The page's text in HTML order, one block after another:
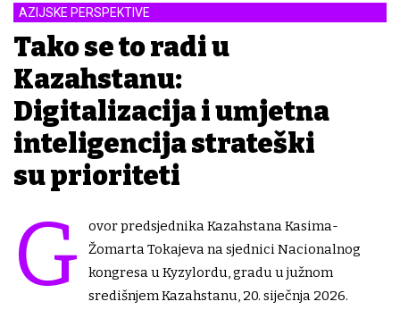
AZIJSKE PERSPEKTIVE
Tako se to radi u
Kazahstanu:
Digitalizacija i umjetna
inteligencija strateški
su prioriteti
G
ovor predsjednika Kazahstana Kasima-
Žomarta Tokajeva na sjednici Nacionalnog
kongresa u Kyzylordu, gradu u južnom
središnjem Kazahstanu, 20. siječnja 2026.